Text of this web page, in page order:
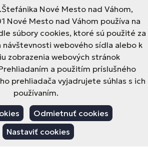
Nové Mesto nad Váhom,
Nové Mesto nad Váhom používa na
súbory cookies, ktoré sú použité za
návštevnosti webového sídla alebo k
zobrazenia webových stránok
a použitím príslušného
prehliadača vyjadrujete súhlas s ich
používaním.
Odmietnuť cookies
Nastaviť cookies